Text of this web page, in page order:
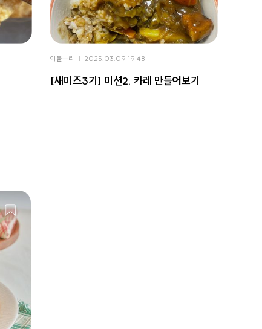
이불구리 2025.03.09 19:48
[새미즈3기] 미션2. 카레 만들어보기